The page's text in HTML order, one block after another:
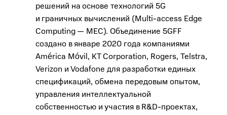
решений на основе технологий 5G
и граничных вычислений (Multi-access Edge
Computing — MEC). Объединение 5GFF
создано в январе 2020 года компаниями
América Móvil, KT Corporation, Rogers, Telstra,
Verizon и Vodafone для разработки единых
спецификаций, обмена передовым опытом,
управления интеллектуальной
собственностью и участия в R&D-проектах,